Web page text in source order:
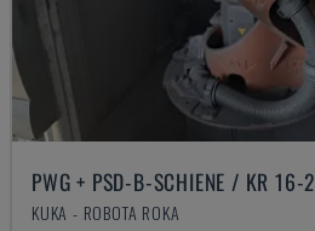
PWG + PSD-B-SCHIENE / KR 16-2
KUKA - ROBOTA ROKA